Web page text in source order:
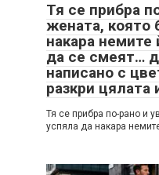
Тя се прибра
жената, която
накара
да се смеят…
написано с
разкри цялата
Тя се прибра по-рано и
успяла да накара